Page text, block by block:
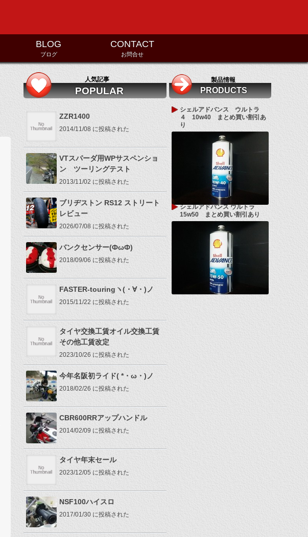
BLOG
ブログ
CONTACT
お問合せ
製品情報
PRODUCTS
シェルアドバンス ウルトラ
４ 10w40 まとめ買い割引あ
り
シェルアドバンス ウルトラ
15w50 まとめ買い割引あり
人気記事
POPULAR
ZZR1400
2014/11/08 に投稿された
VTスパーダ用WPサスペンショ
ン ツーリングテスト
2013/11/02 に投稿された
ブリヂストン RS12 ストリート
レビュー
2026/07/08 に投稿された
バンクセンサー(ФωФ)
2018/09/06 に投稿された
FASTER-touringヽ(・∀・)ノ
2015/11/22 に投稿された
タイヤ交換工賃オイル交換工賃
その他工賃改定
2023/10/26 に投稿された
今年名阪初ライド( *・ω・)ノ
2018/02/26 に投稿された
CBR600RRアップハンドル
2014/02/09 に投稿された
タイヤ年末セール
2023/12/05 に投稿された
NSF100ハイスロ
2017/01/30 に投稿された